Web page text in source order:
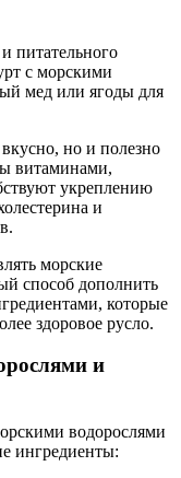
питательного
с морскими
мед или ягоды для
но и полезно
витаминами,
укреплению
и
морские
способ дополнить
которые
здоровое русло.
и
водорослями
ингредиенты: